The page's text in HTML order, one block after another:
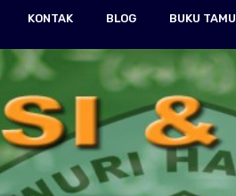
KONTAK BLOG BUKU TAMU